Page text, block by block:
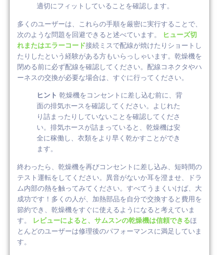
適切にフィットしていることを確認します。
多くのユーザーは、これらの手順を厳密に実行することで、
次のような問題を回避できると述べています。
ヒューズ切
れまたはエラーコード接続ミスで配線が焼けたりショートし
たりしたという経験がある方もいらっしゃいます。乾燥機を
閉める前に必ず配線を確認してください。配線コネクタやハ
ーネスの交換が必要な場合は、すぐに行ってください。
ヒント 乾燥機をコンセントに差し込む前に、背
面の排気ホースを確認してください。よじれた
り詰まったりしていないことを確認してくださ
い。排気ホースが詰まっていると、乾燥機は安
全に稼働し、衣類をより早く乾かすことができ
ます。
終わったら、乾燥機を再びコンセントに差し込み、短時間の
テスト運転をしてください。異音がないか耳を澄ませ、ドラ
ム内部の熱を触ってみてください。すべてうまくいけば、大
成功です！多くの人が、加熱部品を自分で交換すると費用を
節約でき、乾燥機をすぐに使えるようになると考えていま
す。
レビューによると、サムスンの乾燥機は信頼できるほ
とんどのユーザーは修理後のパフォーマンスに満足していま
す。